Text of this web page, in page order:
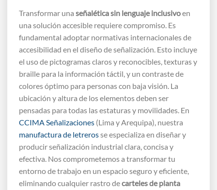
Transformar una señalética sin lenguaje inclusivoen
una solución accesible requiere compromiso. Es
fundamental adoptar normativas internacionales de
accesibilidad en el diseño de señalización. Esto incluye
el uso de pictogramas claros y reconocibles, texturas y
braille para la información táctil, y un contraste de
colores óptimo para personas con baja visión. La
ubicación y altura de los elementos deben ser
pensadas para todas las estaturas y movilidades. En
CCIMA Señalizaciones (Lima y Arequipa), nuestra
manufactura de letrerosse especializa en diseñar y
producir señalización industrial clara, concisa y
efectiva. Nos comprometemos a transformar tu
entorno de trabajo en un espacio seguro y eficiente,
eliminando cualquier rastro decarteles de planta